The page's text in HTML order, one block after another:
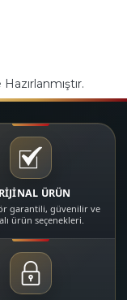
Hazırlanmıştır.
ÜRÜN
garantili, güvenilir ve
ürün seçenekleri.